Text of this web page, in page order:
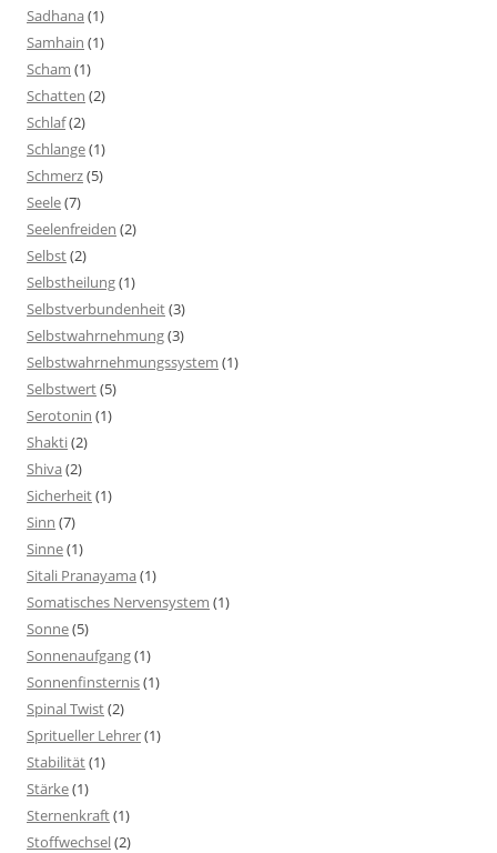
Sadhana(1)
Samhain (1)
Scham (1)
Schatten (2)
Schlaf(2)
Schlange(1)
Schmerz(5)
Seele(7)
Seelenfreiden (2)
Selbst(2)
Selbstheilung(1)
Selbstverbundenheit(3)
Selbstwahrnehmung(3)
Selbstwahrnehmungssystem (1)
Selbstwert(5)
Serotonin (1)
Shakti(2)
Shiva(2)
Sicherheit(1)
Sinn (7)
Sinne(1)
Sitali Pranayama(1)
Somatisches Nervensystem (1)
Sonne(5)
Sonnenaufgang(1)
Sonnenfinsternis(1)
Spinal Twist(2)
Spritueller Lehrer(1)
Stabilität(1)
Stärke(1)
Sternenkraft(1)
Stoffwechsel(2)